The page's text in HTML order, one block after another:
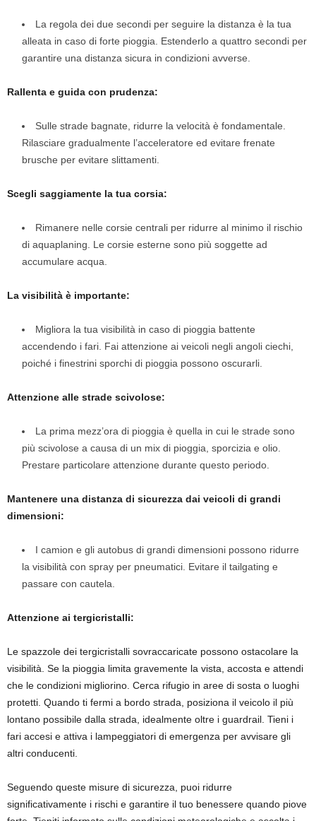
La regola dei due secondi per seguire la distanza è la tua
alleata in caso di forte pioggia. Estenderlo a quattro secondi per
garantire una distanza sicura in condizioni avverse.
Rallenta e guida con prudenza:
Sulle strade bagnate, ridurre la velocità è fondamentale.
Rilasciare gradualmente l’acceleratore ed evitare frenate
brusche per evitare slittamenti.
Scegli saggiamente la tua corsia:
Rimanere nelle corsie centrali per ridurre al minimo il rischio
di aquaplaning. Le corsie esterne sono più soggette ad
accumulare acqua.
La visibilità è importante:
Migliora la tua visibilità in caso di pioggia battente
accendendo i fari. Fai attenzione ai veicoli negli angoli ciechi,
poiché i finestrini sporchi di pioggia possono oscurarli.
Attenzione alle strade scivolose:
La prima mezz’ora di pioggia è quella in cui le strade sono
più scivolose a causa di un mix di pioggia, sporcizia e olio.
Prestare particolare attenzione durante questo periodo.
Mantenere una distanza di sicurezza dai veicoli di grandi
dimensioni:
I camion e gli autobus di grandi dimensioni possono ridurre
la visibilità con spray per pneumatici. Evitare il tailgating e
passare con cautela.
Attenzione ai tergicristalli:
Le spazzole dei tergicristalli sovraccaricate possono ostacolare la
visibilità. Se la pioggia limita gravemente la vista, accosta e attendi
che le condizioni migliorino. Cerca rifugio in aree di sosta o luoghi
protetti. Quando ti fermi a bordo strada, posiziona il veicolo il più
lontano possibile dalla strada, idealmente oltre i guardrail. Tieni i
fari accesi e attiva i lampeggiatori di emergenza per avvisare gli
altri conducenti.
Seguendo queste misure di sicurezza, puoi ridurre
significativamente i rischi e garantire il tuo benessere quando piove